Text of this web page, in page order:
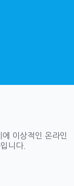
이상적인 온라인
니다.